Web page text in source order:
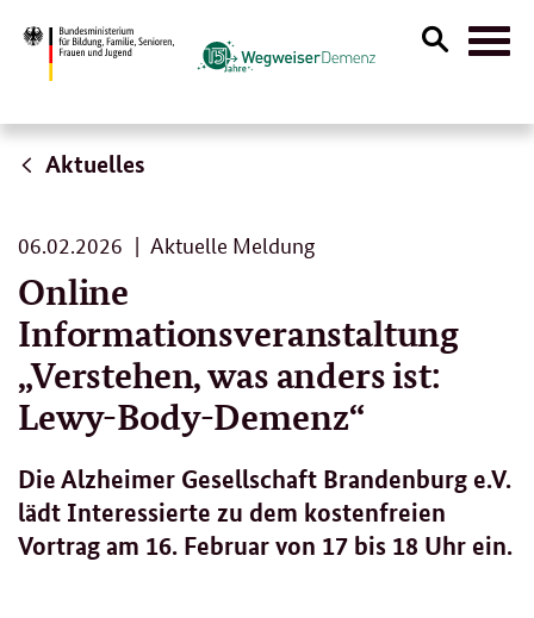
Suche
Aktuelles
Online
Informationsveranstaltung
„Verstehen, was anders ist:
Lewy-Body-Demenz“
06.02.2026 06.
02.
2026
Aktuelle Meldung
Die Alzheimer Gesellschaft Brandenburg e.V.
lädt Interessierte zu dem kostenfreien
Vortrag am 16. Februar von 17 bis 18 Uhr ein.